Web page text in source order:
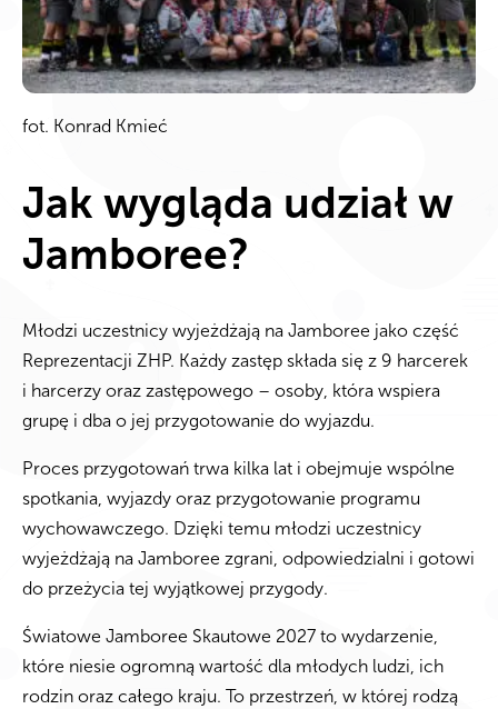
fot. Konrad Kmieć
Jak wygląda udział w
Jamboree?
Młodzi uczestnicy wyjeżdżają na Jamboree jako część
Reprezentacji ZHP. Każdy zastęp składa się z 9 harcerek
i harcerzy oraz zastępowego – osoby, która wspiera
grupę i dba o jej przygotowanie do wyjazdu.
Proces przygotowań trwa kilka lat i obejmuje wspólne
spotkania, wyjazdy oraz przygotowanie programu
wychowawczego. Dzięki temu młodzi uczestnicy
wyjeżdżają na Jamboree zgrani, odpowiedzialni i gotowi
do przeżycia tej wyjątkowej przygody.
Światowe Jamboree Skautowe 2027 to wydarzenie,
które niesie ogromną wartość dla młodych ludzi, ich
rodzin oraz całego kraju. To przestrzeń, w której rodzą